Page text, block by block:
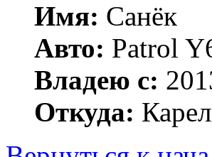
Имя: Санёк
Авто: Patrol
Владею с:
Откуда: